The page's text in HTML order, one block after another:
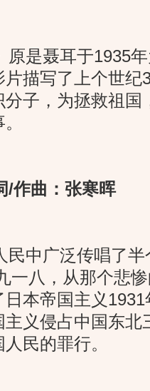
是聂耳于1935
描写了上个世纪
子，为拯救祖国
作曲：张寒晖
中广泛传唱了半
一八，从那个悲
本帝国主义1931
义侵占中国东北
民的罪行。